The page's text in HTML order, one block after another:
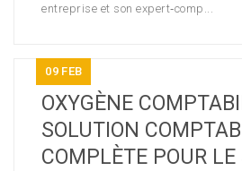
entreprise et son expert‑comp...
09 FEB
OXYGÈNE
SOLUTION
COMPLÈTE POUR LE